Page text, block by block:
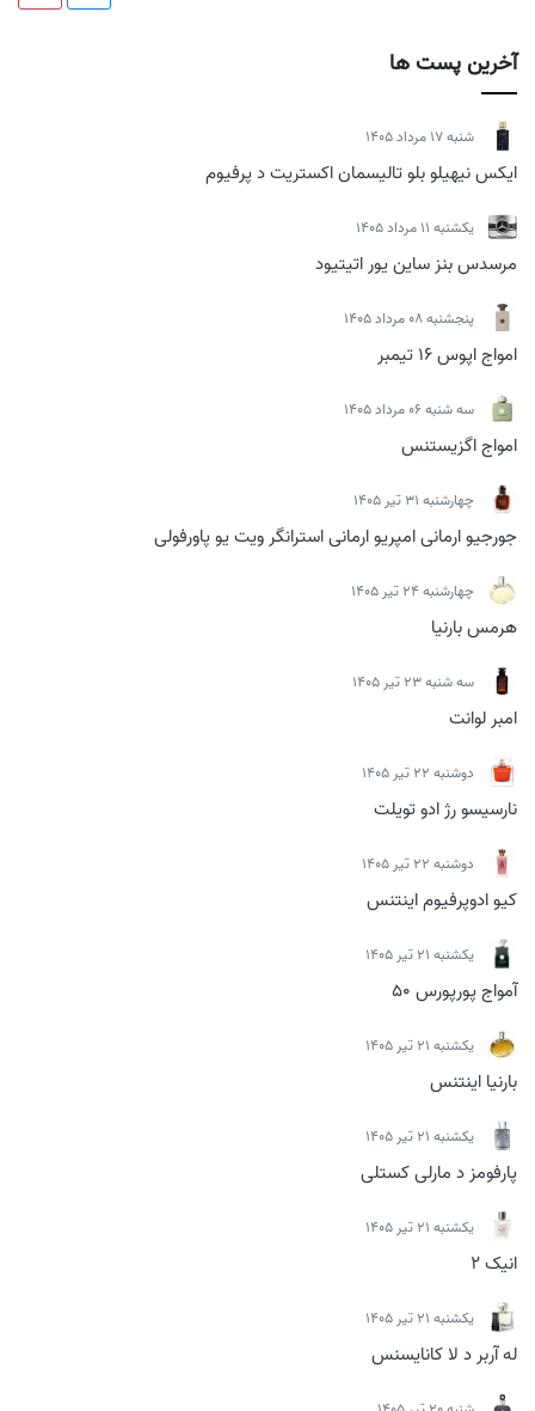
آخرین پست ها
شنبه 17 مرداد 1405
ایکس نیهیلو بلو تالیسمان اکستریت د پرفیوم
يكشنبه 11 مرداد 1405
مرسدس بنز ساین یور اتیتیود
پنجشنبه 08 مرداد 1405
امواج اپوس 16 تیمبر
سه شنبه 06 مرداد 1405
امواج اگزیستنس
چهارشنبه 31 تیر 1405
جورجیو ارمانی امپریو ارمانی استرانگر ویت یو پاورفولی
چهارشنبه 24 تیر 1405
هرمس بارنیا
سه شنبه 23 تیر 1405
امبر لوانت
دوشنبه 22 تیر 1405
نارسیسو رژ ادو تویلت
دوشنبه 22 تیر 1405
کیو ادوپرفیوم اینتنس
يكشنبه 21 تیر 1405
آمواج پورپورس 50
يكشنبه 21 تیر 1405
بارنیا اینتنس
يكشنبه 21 تیر 1405
پارفومز د مارلی کستلی
يكشنبه 21 تیر 1405
انیک 2
يكشنبه 21 تیر 1405
له آربر د لا کانایسنس